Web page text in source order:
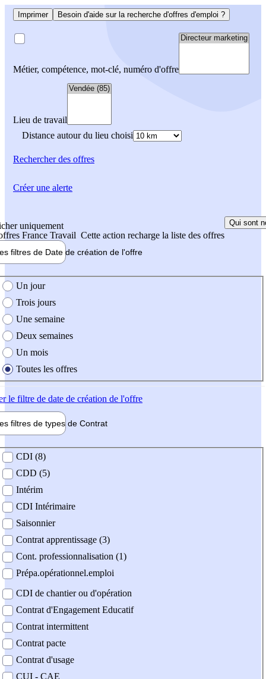
Imprimer Besoin d'aide sur la recherche d'offres d'emploi ?
Métier, compétence, mot-clé, numéro d'offre
Lieu de travail
Distance autour du lieu choisi
Rechercherdes offres
uniquement
France Travail Cette action recharge la liste des offres
Qui sont
filtres de Date de création de l'offre
création de l'offre
Un jour
Trois jours
Une semaine
Deux semaines
Un mois
Toutes les offres
le filtre de date de création de l'offre
filtres de types de Contrat
contrat
CDI (8)
CDD (5)
Intérim
CDI Intérimaire
Saisonnier
Contrat apprentissage (3)
Cont. professionnalisation (1)
Prépa.opérationnel.emploi
CDI de chantier ou d'opération
Contrat d'Engagement Educatif
Contrat intermittent
Contrat pacte
Contrat d'usage
CUI - CAE
Créer une alerte